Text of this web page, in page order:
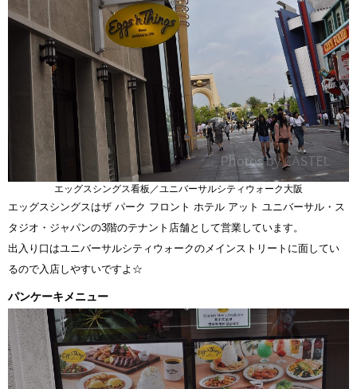
エッグスシングス看板／ユニバーサルシティウォーク大阪
エッグスシングスはザ パーク フロント ホテル アット ユニバーサル・ス
タジオ・ジャパンの3階のテナント店舗として営業しています。
出入り口はユニバーサルシティウォークのメインストリートに面してい
るので入店しやすいですよ☆
パンケーキメニュー